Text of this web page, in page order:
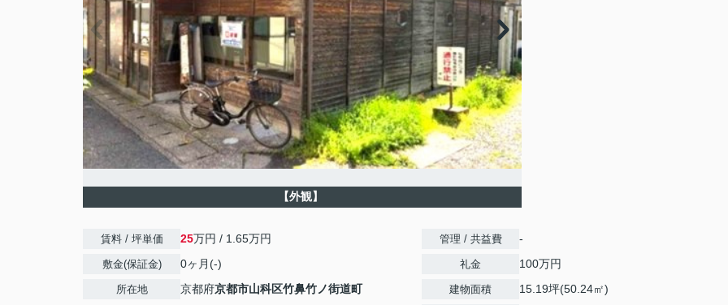
【外観】
賃料 / 坪単価 25万円 / 1.65万円
敷金(保証金) 0ヶ月(-)
所在地 京都府京都市山科区竹鼻竹ノ街道町
管理 / 共益費 -
礼金 100万円
建物面積 15.19坪(50.24㎡)